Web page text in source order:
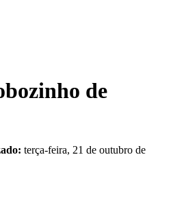
de
terça-feira, 21 de outubro de